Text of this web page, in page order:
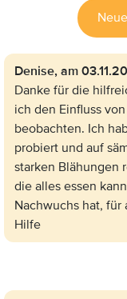
Denise, am
Danke für die
ich den Einfluss
beobachten. Ich
probiert und auf
starken Blähungen
die alles essen
Nachwuchs hat,
Hilfe